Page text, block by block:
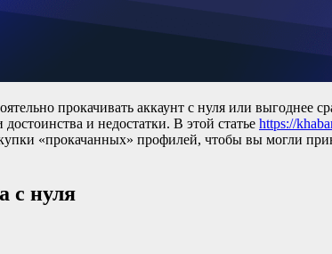
прокачивать аккаунт с нуля или
и недостатки. В этой статье https://
«прокачанных» профилей, чтобы вы могли
с нуля